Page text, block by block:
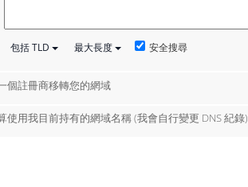
包括 TLD 最大長度 安全搜尋
個註冊商移轉您的網域
使用我目前持有的網域名稱 (我會自行變更 DNS 紀錄)